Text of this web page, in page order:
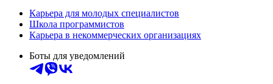
Карьера для молодых специалистов
Школа программистов
Карьера в некоммерческих организациях
Боты для уведомлений